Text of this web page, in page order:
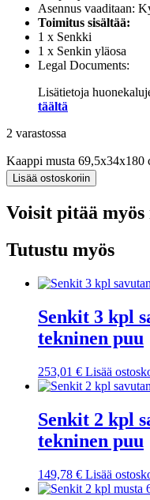
Asennus vaaditaan:
Toimitus sisältää:
1 x Senkki
1 x Senkin yläosa
Legal Documents:
Lisätietoja
täältä
2 varastossa
Kaappi musta 69,5x34x180
Lisää ostoskoriin
Voisit pitää myös
Tutustu myös
Senkit 3 kpl
tekninen puu
253,01 € Lisää
Senkit 2 kpl
tekninen puu
149,78 € Lisää